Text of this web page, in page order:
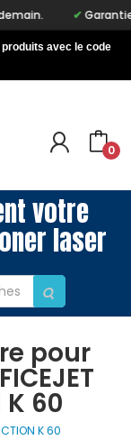
Garantie
avec le code
0
votre
laser
pour
K 60
K 60